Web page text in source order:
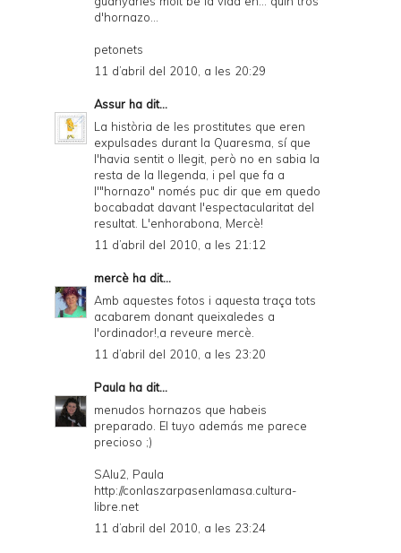
d'hornazo...
petonets
11 d’abril del 2010, a les 20:29
Assur ha dit...
La història de les prostitutes que eren
expulsades durant la Quaresma, sí que
l'havia sentit o llegit, però no en sabia la
resta de la llegenda, i pel que fa a
l'"hornazo" només puc dir que em quedo
bocabadat davant l'espectacularitat del
resultat. L'enhorabona, Mercè!
11 d’abril del 2010, a les 21:12
mercè ha dit...
Amb aquestes fotos i aquesta traça tots
acabarem donant queixaledes a
l'ordinador!,a reveure mercè.
11 d’abril del 2010, a les 23:20
Paula ha dit...
menudos hornazos que habeis
preparado. El tuyo además me parece
precioso ;)
SAlu2, Paula
http://conlaszarpasenlamasa.cultura-
libre.net
11 d’abril del 2010, a les 23:24